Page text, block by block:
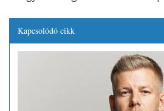
Kapcsolódó cikk